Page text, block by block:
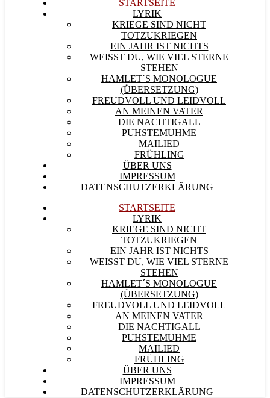
STARTSEITE
LYRIK
KRIEGE SIND NICHT
TOTZUKRIEGEN
EIN JAHR IST NICHTS
WEISST DU, WIE VIEL STERNE S
TEHEN
HAMLET´S MONOLOGUE
(ÜBERSETZUNG)
FREUDVOLL UND LEIDVOLL
AN MEINEN VATER
DIE NACHTIGALL
PUHSTEMUHME
MAILIED
FRÜHLING
ÜBER UNS
IMPRESSUM
DATENSCHUTZERKLÄRUNG
STARTSEITE
LYRIK
KRIEGE SIND NICHT
TOTZUKRIEGEN
EIN JAHR IST NICHTS
WEISST DU, WIE VIEL STERNE S
TEHEN
HAMLET´S MONOLOGUE
(ÜBERSETZUNG)
FREUDVOLL UND LEIDVOLL
AN MEINEN VATER
DIE NACHTIGALL
PUHSTEMUHME
MAILIED
FRÜHLING
ÜBER UNS
IMPRESSUM
DATENSCHUTZERKLÄRUNG